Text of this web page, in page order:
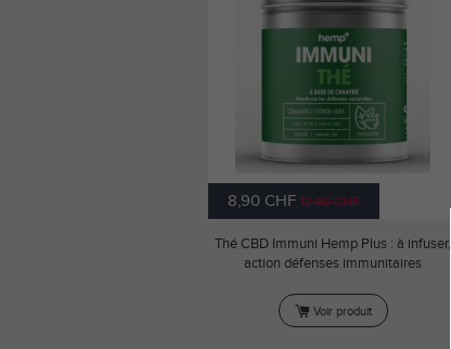
8,90 CHF 12,90 CHF
Thé CBD Immuni Hemp Plus : à infuser,
action défenses immunitaires
Voir produit